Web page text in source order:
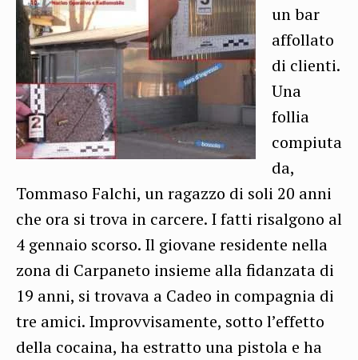
un bar
affollato
di clienti.
Una
follia
compiuta
da,
Tommaso Falchi, un ragazzo di soli 20 anni
che ora si trova in carcere. I fatti risalgono al
4 gennaio scorso. Il giovane residente nella
zona di Carpaneto insieme alla fidanzata di
19 anni, si trovava a Cadeo in compagnia di
tre amici. Improvvisamente, sotto l’effetto
della cocaina, ha estratto una pistola e ha